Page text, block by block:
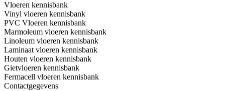
Vloeren kennisbank
Vinyl vloeren kennisbank
PVC Vloeren kennisbank
Marmoleum vloeren kennisbank
Linoleum vloeren kennisbank
Laminaat vloeren kennisbank
Houten vloeren kennisbank
Gietvloeren kennisbank
Fermacell vloeren kennisbank
Contactgegevens